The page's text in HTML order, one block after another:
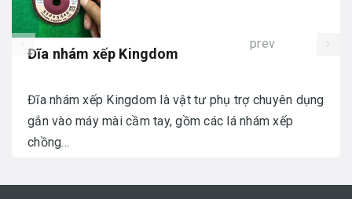
Đĩa nhám xếp Kingdom
Đĩa nhám xếp Kingdom là vật tư phụ trợ chuyên dụng
gắn vào máy mài cầm tay, gồm các lá nhám xếp
chồng...
prev